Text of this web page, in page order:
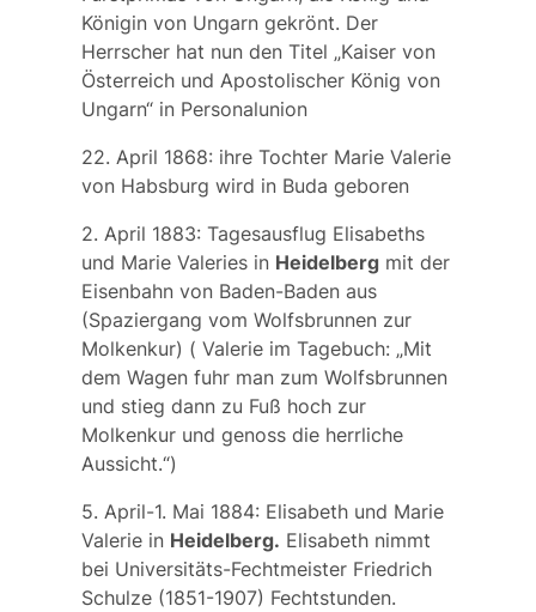
Königin von Ungarn gekrönt. Der
Herrscher hat nun den Titel „Kaiser von
Österreich und Apostolischer König von
Ungarn“ in Personalunion
22. April 1868: ihre Tochter Marie Valerie
von Habsburg wird in Buda geboren
2. April 1883: Tagesausflug Elisabeths
und Marie Valeries in Heidelbergmit der
Eisenbahn von Baden-Baden aus
(Spaziergang vom Wolfsbrunnen zur
Molkenkur) ( Valerie im Tagebuch: „Mit
dem Wagen fuhr man zum Wolfsbrunnen
und stieg dann zu Fuß hoch zur
Molkenkur und genoss die herrliche
Aussicht.“)
5. April-1. Mai 1884: Elisabeth und Marie
Valerie in Heidelberg. Elisabeth nimmt
bei Universitäts-Fechtmeister Friedrich
Schulze (1851-1907) Fechtstunden.